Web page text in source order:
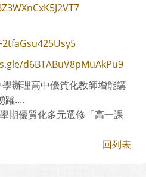
d6BTABuV8pMuAkPu9
辦理高中優質化教師增能講
躍....
期優質化多元選修「高一課
回列表